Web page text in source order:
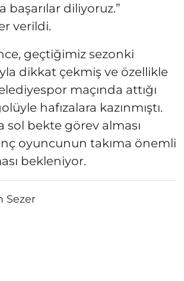
başarılar diliyoruz.”
verildi.
geçtiğimiz sezonki
dikkat çekmiş ve özellikle
maçında attığı
hafızalara kazınmıştı.
sol bekte görev alması
oyuncunun takıma önemli
bekleniyor.
Sezer